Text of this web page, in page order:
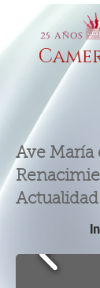
Ave María
Actualidad